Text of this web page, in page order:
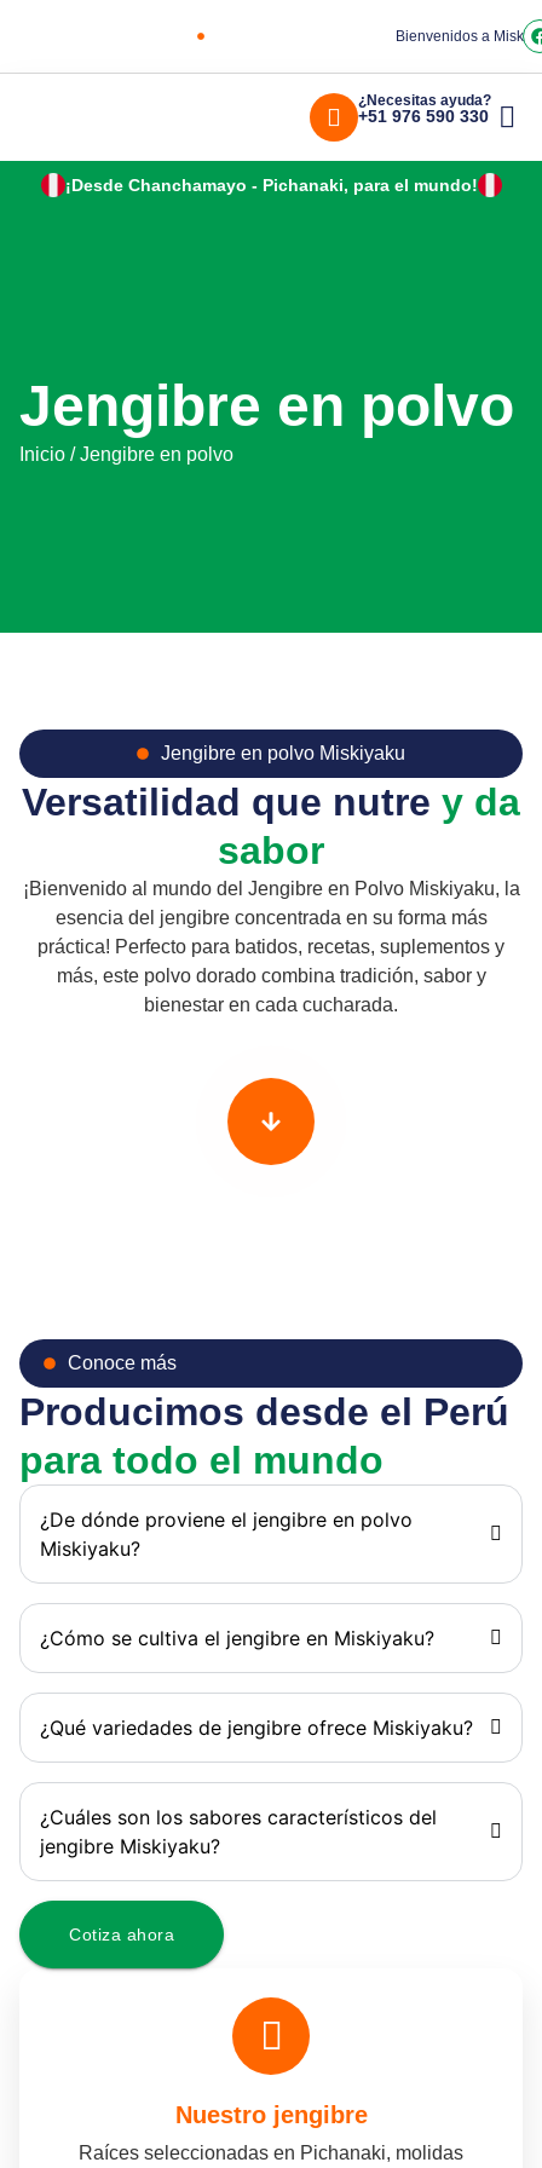
Bienvenidos a
¿Necesitas ayuda?
+51 976 590 330
¡Desde Chanchamayo - Pichanaki, para el mundo!
Jengibre en polvo
Inicio / Jengibre en polvo
Jengibre en polvo Miskiyaku
Versatilidad que nutre y da
sabor
¡Bienvenido al mundo del Jengibre en Polvo Miskiyaku, la
esencia del jengibre concentrada en su forma más
práctica! Perfecto para batidos, recetas, suplementos y
más, este polvo dorado combina tradición, sabor y
bienestar en cada cucharada.
Nuestro jengibre
Raíces seleccionadas en Pichanaki, molidas
Conoce más
Producimos desde el Perú
para todo el mundo
¿De dónde proviene el jengibre en polvo
Miskiyaku?
¿Cómo se cultiva el jengibre en Miskiyaku?
¿Qué variedades de jengibre ofrece Miskiyaku?
¿Cuáles son los sabores característicos del
jengibre Miskiyaku?
Cotiza ahora